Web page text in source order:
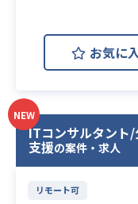
業務内容
行
上
移
監
環
お気に
NEW
ITコンサルタント
支援の案件・求人
リモート可